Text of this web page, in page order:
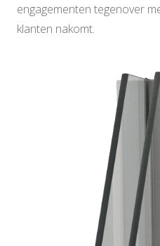
engagementen tegenover
klanten nakomt.